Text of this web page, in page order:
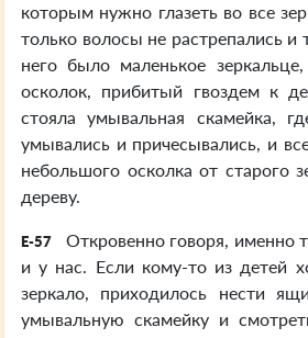
которым нужно глазеть во все
только волосы не растрепались
него было маленькое
осколок, прибитый гвоздем к
стояла умывальная скамейка,
умывались и причесывались, и
небольшого осколка от старого
дереву.
E-57
Откровенно говоря, именно
и у нас. Если кому-то из детей
зеркало, приходилось нести
умывальную скамейку и